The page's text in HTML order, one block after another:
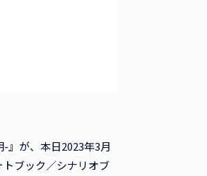
-』が、本日2023年3月
ブック／シナリオブ